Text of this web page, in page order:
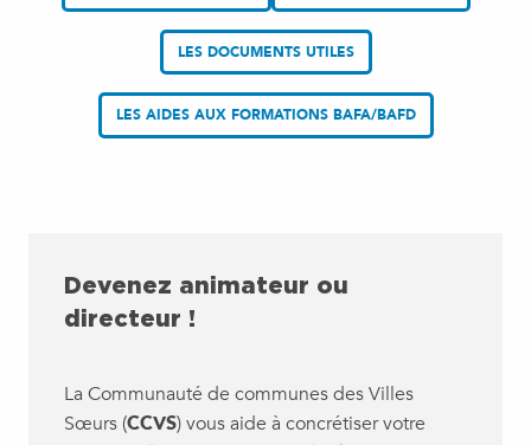
LES DOCUMENTS UTILES
LES AIDES AUX FORMATIONS BAFA/BAFD
Devenez animateur ou
directeur !
La Communauté de communes des Villes
Sœurs (CCVS) vous aide à concrétiser votre